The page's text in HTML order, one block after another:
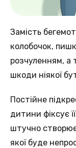
Замість
колобочок,
розчуленням, а
шкоди ніякої
Постійне
дитини фіксує
штучно
якої буде